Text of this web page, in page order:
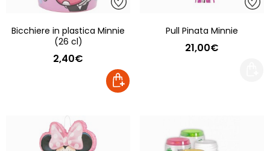
Bicchiere in plastica Minnie
(26 cl)
2,40€
Pull Pinata Minnie
21,00€